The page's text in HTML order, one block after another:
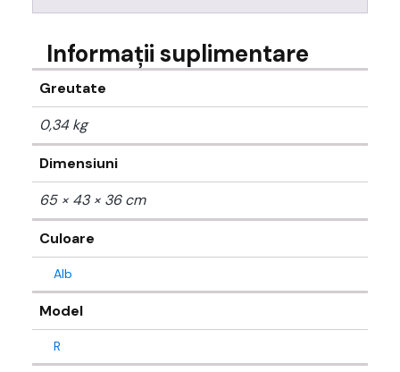
Informații suplimentare
Greutate
0,34 kg
Dimensiuni
65 × 43 × 36 cm
Culoare
Alb
Model
R